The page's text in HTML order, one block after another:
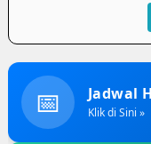
📅 Jadwal
Klik di Sini »